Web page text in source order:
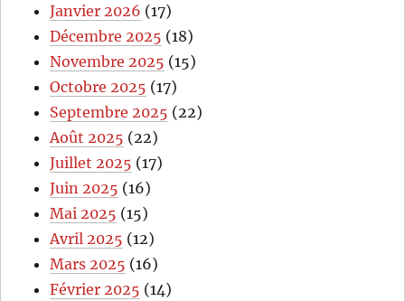
Janvier 2026 (17)
Décembre 2025 (18)
Novembre 2025 (15)
Octobre 2025 (17)
Septembre 2025 (22)
Août 2025 (22)
Juillet 2025 (17)
Juin 2025 (16)
Mai 2025 (15)
Avril 2025 (12)
Mars 2025 (16)
Février 2025 (14)